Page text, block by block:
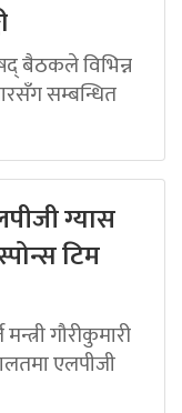
बैठकले विभिन्न
सम्बन्धित
ग्यास
टिम
गौरीकुमारी
एलपीजी